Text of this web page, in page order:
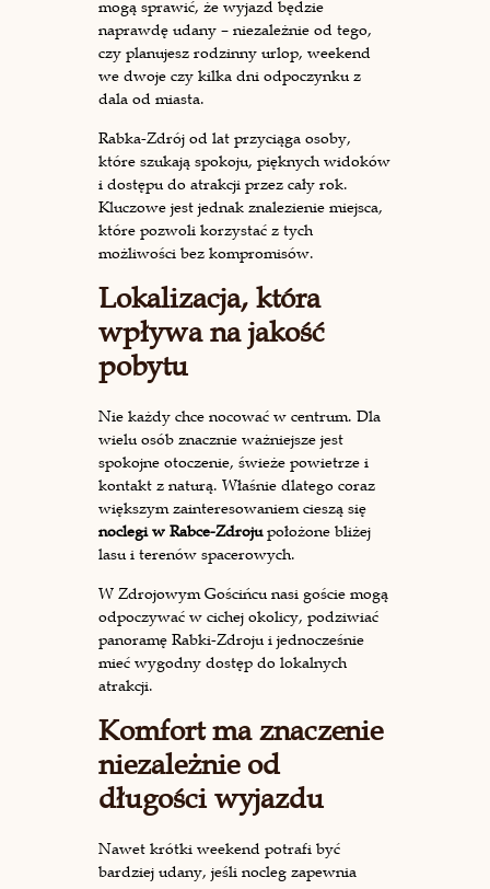
mogą sprawić, że wyjazd będzie
naprawdę udany – niezależnie od tego,
czy planujesz rodzinny urlop, weekend
we dwoje czy kilka dni odpoczynku z
dala od miasta.
Rabka-Zdrój od lat przyciąga osoby,
które szukają spokoju, pięknych widoków
i dostępu do atrakcji przez cały rok.
Kluczowe jest jednak znalezienie miejsca,
które pozwoli korzystać z tych
możliwości bez kompromisów.
Lokalizacja, która
wpływa na jakość
pobytu
Nie każdy chce nocować w centrum. Dla
wielu osób znacznie ważniejsze jest
spokojne otoczenie, świeże powietrze i
kontakt z naturą. Właśnie dlatego coraz
większym zainteresowaniem cieszą się
noclegi w Rabce-Zdrojupołożone bliżej
lasu i terenów spacerowych.
W Zdrojowym Gościńcu nasi goście mogą
odpoczywać w cichej okolicy, podziwiać
panoramę Rabki-Zdroju i jednocześnie
mieć wygodny dostęp do lokalnych
atrakcji.
Komfort ma znaczenie
niezależnie od
długości wyjazdu
Nawet krótki weekend potrafi być
bardziej udany, jeśli nocleg zapewnia